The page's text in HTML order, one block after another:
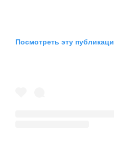
Посмотреть эту